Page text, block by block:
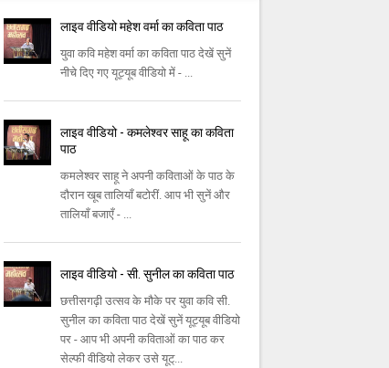
लाइव वीडियो महेश वर्मा का कविता पाठ
युवा कवि महेश वर्मा का कविता पाठ देखें सुनें
नीचे दिए गए यूट्यूब वीडियो में - ...
लाइव वीडियो - कमलेश्वर साहू का कविता
पाठ
कमलेश्वर साहू ने अपनी कविताओं के पाठ के
दौरान खूब तालियाँ बटोरीं. आप भी सुनें और
तालियाँ बजाएँ - ...
लाइव वीडियो - सी. सुनील का कविता पाठ
छत्तीसगढ़ी उत्सव के मौके पर युवा कवि सी.
सुनील का कविता पाठ देखें सुनें यूट्यूब वीडियो
पर - आप भी अपनी कविताओं का पाठ कर
सेल्फी वीडियो लेकर उसे यूट्...